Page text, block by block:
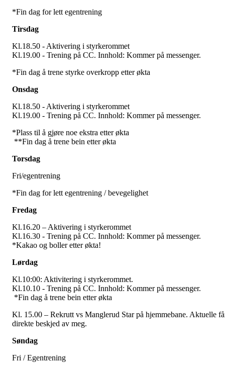
*Fin dag for lett egentrening
Tirsdag
Kl.18.50 - Aktivering i styrkerommet
Kl.19.00 - Trening på CC. Innhold: Kommer på messenger.
*Fin dag å trene styrke overkropp etter økta
Onsdag
Kl.18.50 - Aktivering i styrkerommet
Kl.19.00 - Trening på CC. Innhold: Kommer på messenger.
*Plass til å gjøre noe ekstra etter økta
**Fin dag å trene bein etter økta
Torsdag
Fri/egentrening
*Fin dag for lett egentrening / bevegelighet
Fredag
Kl.16.20 – Aktivering i styrkerommet
Kl.16.30 - Trening på CC. Innhold: Kommer på messenger.
*Kakao og boller etter økta!
Lørdag
Kl.10:00: Aktivitering i styrkerommet.
Kl.10.10 - Trening på CC. Innhold: Kommer på messenger.
*Fin dag å trene bein etter økta
Kl. 15.00 – Rekrutt vs Manglerud Star på hjemmebane. Aktuelle
direkte beskjed av meg.
Søndag
Fri / Egentrening